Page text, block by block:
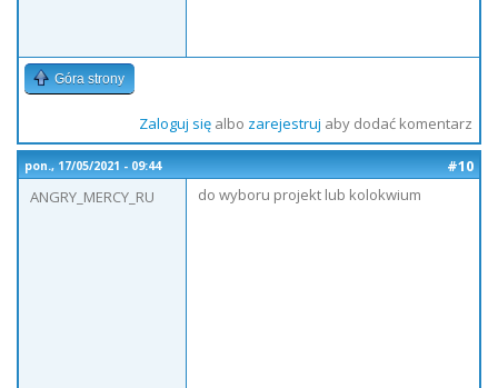
Góra strony
Zaloguj sięalbo zarejestruj aby dodać komentarz
pon., 17/05/2021 - 09:44
#10
ANGRY_MERCY_RU
do wyboru projekt lub kolokwium